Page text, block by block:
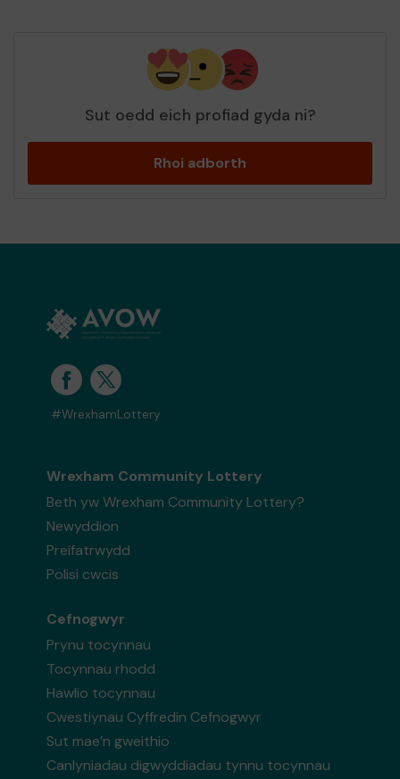
Sut oedd eich profiad gyda ni?
Rhoi adborth
#WrexhamLottery
Wrexham Community Lottery
Beth yw Wrexham Community Lottery?
Newyddion
Preifatrwydd
Polisi cwcis
Cefnogwyr
Prynu tocynnau
Tocynnau rhodd
Hawlio tocynnau
Cwestiynau Cyffredin Cefnogwyr
Sut mae’n gweithio
Canlyniadau digwyddiadau tynnu tocynnau